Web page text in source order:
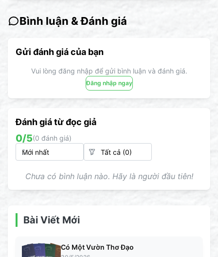
Bình luận & Đánh giá
Gửi đánh giá của bạn
Vui lòng đăng nhập để gửi bình luận và đánh giá.
Đăng nhập ngay
Đánh giá từ đọc giả
0/5(0 đánh giá)
Chưa có bình luận nào. Hãy là người đầu tiên!
Bài Viết Mới
Có Một Vườn Thơ Đạo